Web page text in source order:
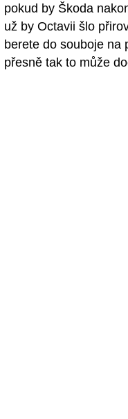
pokud by Škoda
už by Octavii šlo
berete do souboje na
přesně tak to může